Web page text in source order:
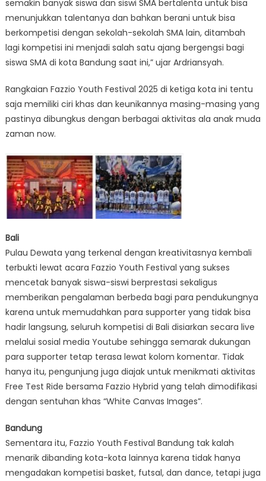
semakin banyak siswa dan siswi SMA bertalenta untuk bisa
menunjukkan talentanya dan bahkan berani untuk bisa
berkompetisi dengan sekolah-sekolah SMA lain, ditambah
lagi kompetisi ini menjadi salah satu ajang bergengsi bagi
siswa SMA di kota Bandung saat ini,” ujar Ardriansyah.
Rangkaian Fazzio Youth Festival 2025 di ketiga kota ini tentu
saja memiliki ciri khas dan keunikannya masing-masing yang
pastinya dibungkus dengan berbagai aktivitas ala anak muda
zaman now.
Bali
Pulau Dewata yang terkenal dengan kreativitasnya kembali
terbukti lewat acara Fazzio Youth Festival yang sukses
mencetak banyak siswa-siswi berprestasi sekaligus
memberikan pengalaman berbeda bagi para pendukungnya
karena untuk memudahkan para supporter yang tidak bisa
hadir langsung, seluruh kompetisi di Bali disiarkan secara live
melalui sosial media Youtube sehingga semarak dukungan
para supporter tetap terasa lewat kolom komentar. Tidak
hanya itu, pengunjung juga diajak untuk menikmati aktivitas
Free Test Ride bersama Fazzio Hybrid yang telah dimodifikasi
dengan sentuhan khas “White Canvas Images”.
Bandung
Sementara itu, Fazzio Youth Festival Bandung tak kalah
menarik dibanding kota-kota lainnya karena tidak hanya
mengadakan kompetisi basket, futsal, dan dance, tetapi juga